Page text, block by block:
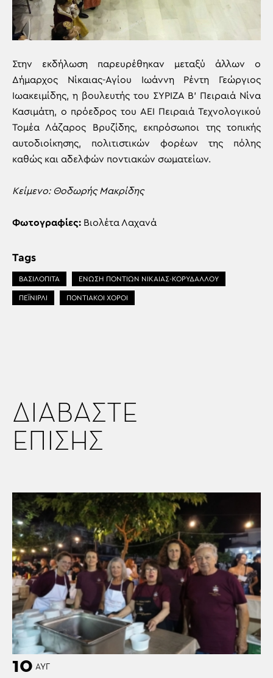
Στην εκδήλωση παρευρέθηκαν μεταξύ άλλων ο
Δήμαρχος Νίκαιας-Αγίου Ιωάννη Ρέντη Γεώργιος
Ιωακειμίδης, η βουλευτής του ΣΥΡΙΖΑ Β’ Πειραιά Νίνα
Κασιμάτη, ο πρόεδρος του ΑΕΙ Πειραιά Τεχνολογικού
Τομέα Λάζαρος Βρυζίδης, εκπρόσωποι της τοπικής
αυτοδιοίκησης, πολιτιστικών φορέων της πόλης
καθώς και αδελφών ποντιακών σωματείων.
Κείμενο: Θοδωρής Μακρίδης
Φωτογραφίες: Βιολέτα Λαχανά
Tags
ΒΑΣΙΛΟΠΙΤΑ ΕΝΩΣΗ ΠΟΝΤΙΩΝ ΝΙΚΑΙΑΣ-ΚΟΡΥΔΑΛΛΟΥ
ΠΕΪΝΙΡΛΙ ΠΟΝΤΙΑΚΟΙ ΧΟΡΟΙ
ΔΙΑΒΑΣΤΕ
ΕΠΙΣΗΣ
10 ΑΥΓ